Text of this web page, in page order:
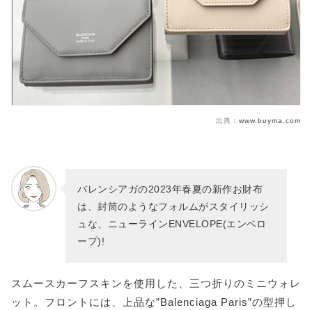
出典： www.buyma.com
バレンシアガの2023年春夏の新作お財布
は、封筒のようなフォルムがスタイリッシ
ュな、ニューラインENVELOPE(エンベロ
ープ)!
スムースカーフスキンを使用した、三つ折りのミニウォレ
ット。フロントには、上品な”Balenciaga Paris”の型押し